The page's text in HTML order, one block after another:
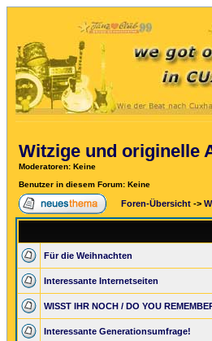
Witzige und originelle
Moderatoren: Keine
Benutzer in diesem Forum: Keine
Foren-Übersicht ->
Für die Weihnachten
Interessante Internetseiten
WISST IHR NOCH / DO YOU
Interessante Generationsumfrage!